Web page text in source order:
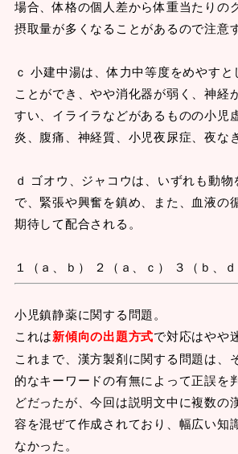
場合、体格の個人差から体重当たりの
摂取量が多くなることがあるので注意
ｃ 小建中湯は、体力中等度をめやす
ことができ、やや消化器が弱く、神経
すい、イライラなどがあるものの小児
炎、腹痛、神経質、小児夜尿症、夜な
ｄ ゴオウ、ジャコウは、いずれも動
で、緊張や興奮を鎮め、また、血液の
期待して配合される。
１（ａ、ｂ） ２（ａ、ｃ） ３（ｂ、ｄ
小児鎮静薬に関する問題。
これは新傾向の出題方式で対応はやや
これまで、漢方製剤に関する問題は、
的なキーワードの有無によって正誤を
どだったが、今回は説明文中に複数の
容を混ぜて作成されており、幅広い知
なかった。